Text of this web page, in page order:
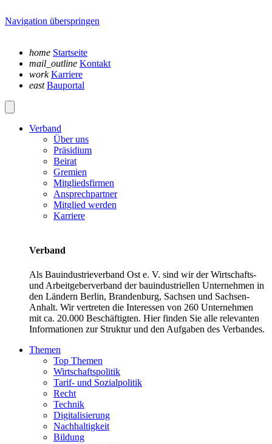
Navigation überspringen
home Startseite
mail_outline Kontakt
work Karriere
east Bauportal
Verband
Über uns
Präsidium
Beirat
Gremien
Mitgliedsfirmen
Ansprechpartner
Mitglied werden
Karriere
Verband
Als Bauindustrieverband Ost e. V. sind wir der Wirtschafts-
und Arbeitgeberverband der bauindustriellen Unternehmen in
den Ländern Berlin, Brandenburg, Sachsen und Sachsen-
Anhalt. Wir vertreten die Interessen von 260 Unternehmen
mit ca. 20.000 Beschäftigten. Hier finden Sie alle relevanten
Informationen zur Struktur und den Aufgaben des Verbandes.
Themen
Top Themen
Wirtschaftspolitik
Tarif- und Sozialpolitik
Recht
Technik
Digitalisierung
Nachhaltigkeit
Bildung